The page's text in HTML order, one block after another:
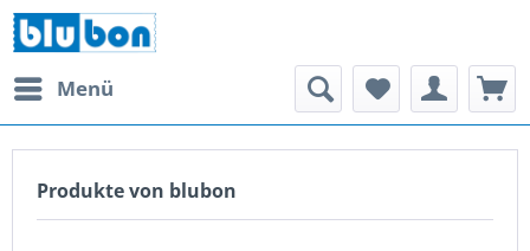
Menü
Produkte von blubon